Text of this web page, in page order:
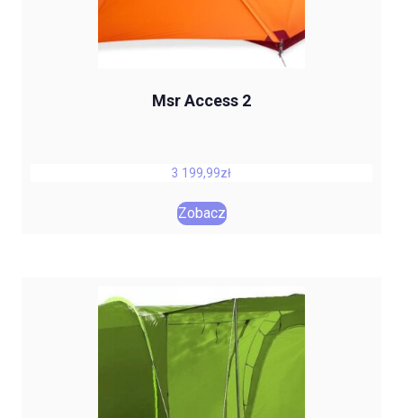
Msr Access 2
3 199,99zł
Zobacz